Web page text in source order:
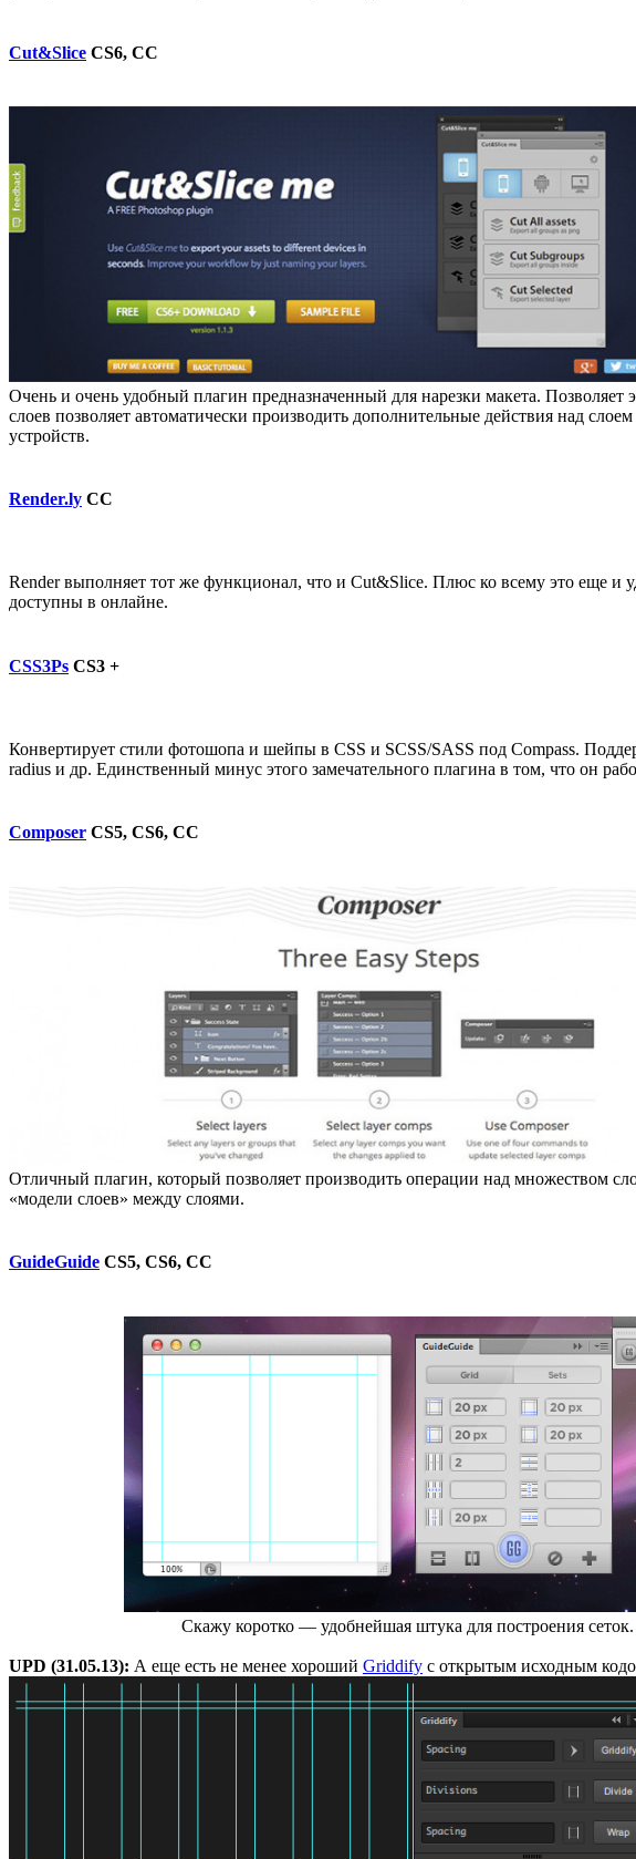
Cut&Slice CS6, CC
Очень и очень удобный плагин предназначенный для нарезки макета.
слоев позволяет автоматически производить дополнительные действия над
устройств.
Render.ly CC
Render выполняет тот же функционал, что и Cut&Slice. Плюс ко всему это еще
доступны в онлайне.
CSS3Ps CS3 +
Конвертирует стили фотошопа и шейпы в CSS и SCSS/SASS под Compass.
radius и др. Единственный минус этого замечательного плагина в том, что он
Composer CS5, CS6, CC
Отличный плагин, который позволяет производить операции над множеством
«модели слоев» между слоями.
GuideGuide CS5, CS6, CC
Скажу коротко — удобнейшая штука для построения сеток.
UPD (31.05.13): А еще есть не менее хороший Griddify с открытым исходным